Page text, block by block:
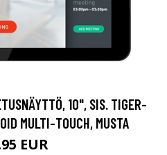
10", SIS. TIGER-
MULTI-TOUCH, MUSTA
EUR